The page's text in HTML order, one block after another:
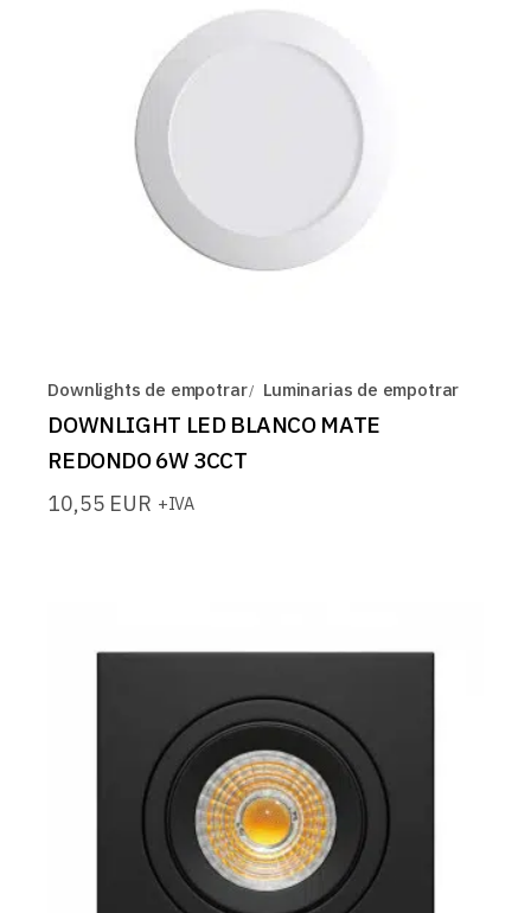
Downlights de empotrar Luminarias de empotrar
DOWNLIGHT LED BLANCO MATE
REDONDO 6W 3CCT
10,55 EUR +IVA